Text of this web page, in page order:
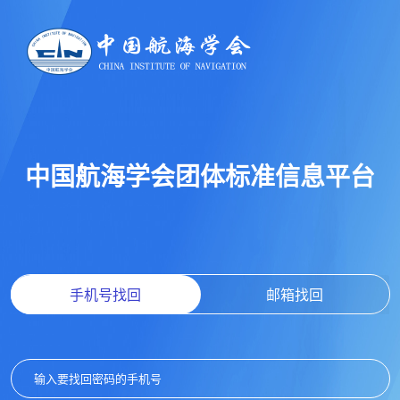
中国航海学会团体标准信息平台
手机号找回 邮箱找回